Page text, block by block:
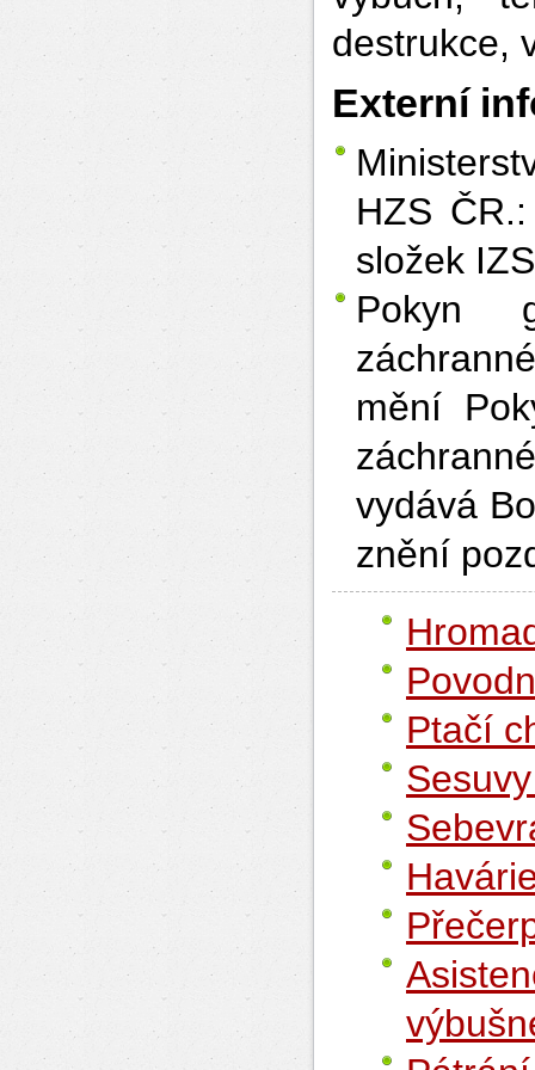
destrukce,
Externí
HZS
složek
Pokyn
mění
vydává
znění
Ptačí